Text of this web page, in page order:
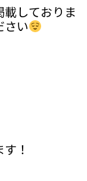
載しておりま
さい
！